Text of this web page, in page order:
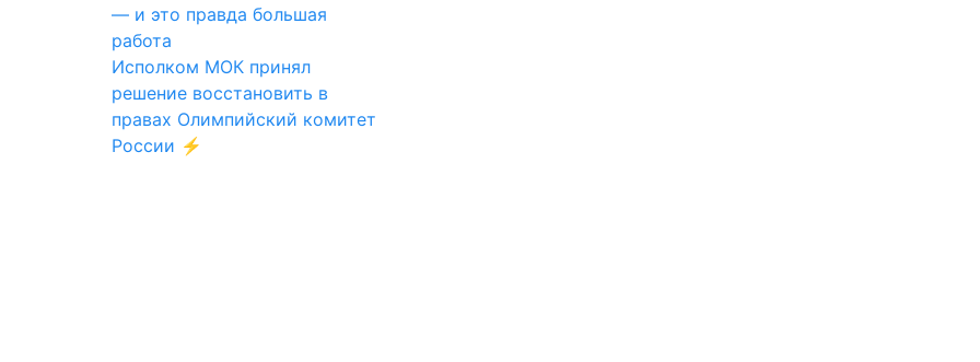
— и это правда большая
работа
Исполком МОК принял
решение восстановить в
правах Олимпийский комитет
России ⚡️